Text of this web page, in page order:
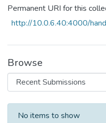
Permanent URI for this
http://10.0.6.40:4000/
Browse
Recent Submissions
No items to show